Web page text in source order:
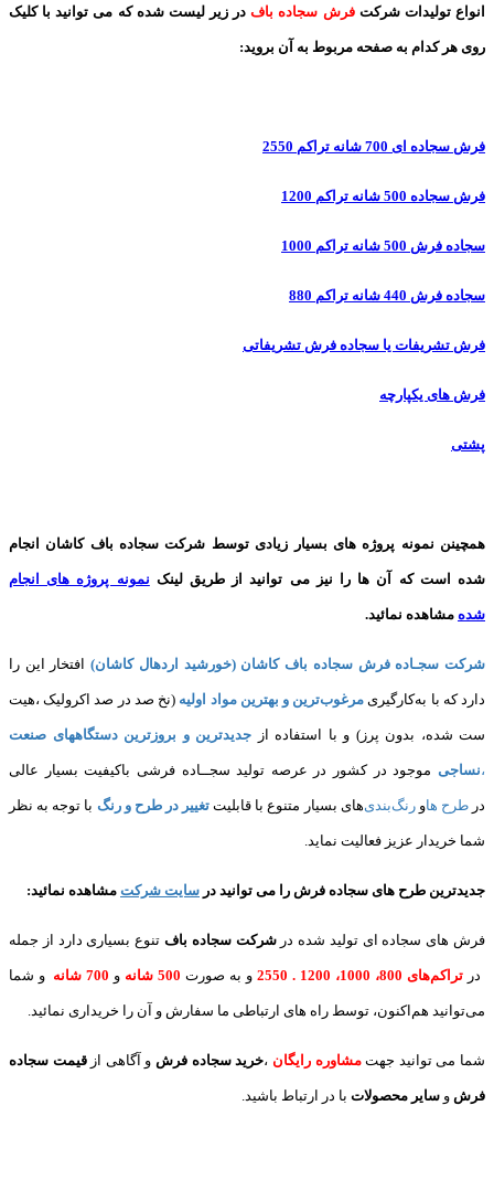
انواع تولیدات شرکتفرش سجاده بافدر زیر لیست شده که می توانید با کلیک
روی هر کدام به صفحه مربوط به آن بروید:
فرش سجاده ای 700 شانه تراکم 2550
فرش سجاده 500 شانه تراکم 1200
سجاده فرش 500 شانه تراکم 1000
سجاده فرش 440 شانه تراکم 880
فرش تشریفات یا سجاده فرش تشریفاتی
فرش های یکپارچه
پشتی
همچینن نمونه پروژه های بسیار زیادی توسط شرکت سجاده باف کاشان انجام
شده است که آن ها را نیز می توانید از طریق لینک نمونه پروژه های انجام
شده مشاهده نمائید.
شرکت سجـاده فرش سجاده باف کاشان (خورشید اردهال کاشان) افتخار این را
دارد که با به‌کارگیری مرغوب‌ترین و بهترین مواد اولیه (نخ صد در صد اکرولیک ،هیت
ست شده، بدون پرز) و با استفاده از جدیدترین و بروزترین دستگاههای صنعت
نساجی، موجود در کشور در عرصه تولید سجــاده فرشی باکیفیت بسیار عالی
درطرح هاو
رنگ‌بندی‌ های بسیار متنوع با قابلیت تغییر در طرح و رنگ با توجه به نظر
شما خریدار عزیز فعالیت نماید.
جدیدترین طرح های سجاده فرش را می توانید در سایت شرکت مشاهده نمائید:
فرش های سجاده ای تولید شده درشرکت سجاده باف تنوع بسیاری دارد از جمله
در تراکم‌های 800، 1000، 1200 . 2550 و به صورت 500 شانه و 700 شانه و شما
می‌توانید هم‌اکنون، توسط راه های ارتباطی ما سفارش و آن را خریداری نمائید.
شما می توانید جهت مشاوره رایگان ،خرید سجاده فرش و آگاهی ازقیمت سجاده
فرش و سایر محصولات با در ارتباط باشید.